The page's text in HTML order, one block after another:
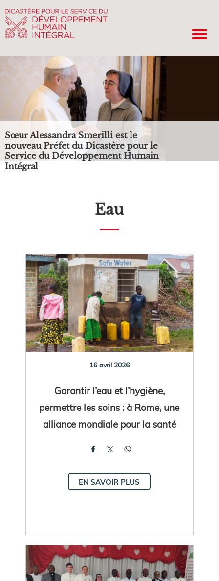
Sœur Alessandra Smerilli est le
nouveau Préfet du Dicastère pour le
Service du Développement Humain
Intégral
Eau
16 avril 2026
Garantir l’eau et l’hygiène,
permettre les soins : à Rome, une
alliance mondiale pour la santé
EN SAVOIR PLUS